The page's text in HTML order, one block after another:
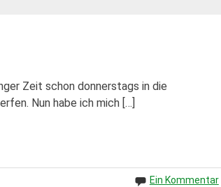
Zeit schon donnerstags in die
Nun habe ich mich […]
Ein Kommentar